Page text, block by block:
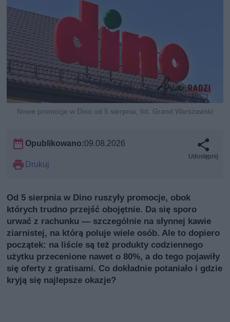
Nowe promocje w Dino od 5 sierpnia, fot. Grand Warszawski
Opublikowano:09.08.2026
Drukuj
Udostępnij
Od 5 sierpnia w Dino ruszyły promocje, obok
których trudno przejść obojętnie. Da się sporo
urwać z rachunku — szczególnie na słynnej kawie
ziarnistej, na którą poluje wiele osób. Ale to dopiero
początek: na liście są też produkty codziennego
użytku przecenione nawet o 80%, a do tego pojawiły
się oferty z gratisami. Co dokładnie potaniało i gdzie
kryją się najlepsze okazje?